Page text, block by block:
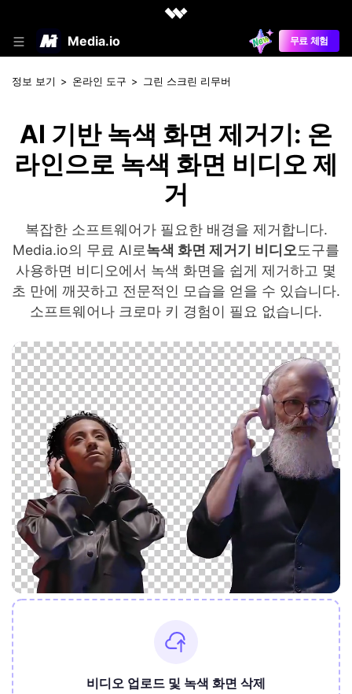
Media.io 무료 체험
정보 보기 > 온라인 도구 > 그린 스크린 리무버
AI 기반 녹색 화면 제거기: 온
라인으로 녹색 화면 비디오 제
거
복잡한 소프트웨어가 필요한 배경을 제거합니다.
Media.io의 무료 AI로녹색 화면 제거기 비디오도구를
사용하면 비디오에서 녹색 화면을 쉽게 제거하고 몇
초 만에 깨끗하고 전문적인 모습을 얻을 수 있습니다.
소프트웨어나 크로마 키 경험이 필요 없습니다.
비디오 업로드 및 녹색 화면 삭제